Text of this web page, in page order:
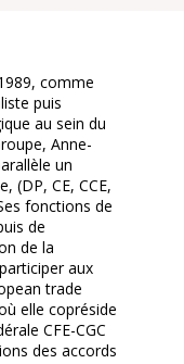
comme
puis
au sein du
Anne-
un
(DP, CE, CCE,
fonctions de
de
de la
aux
trade
elle copréside
CFE-CGC
des accords